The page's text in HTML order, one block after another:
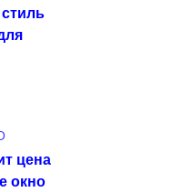
цена
окно